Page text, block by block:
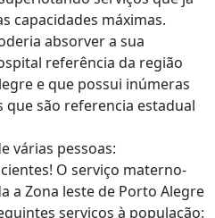
capacidades máximas.
absorver a sua
referência da região
e que possui inúmeras
que são referencia estadual
várias pessoas:
O serviço materno-
a Zona leste de Porto Alegre
serviços à população: